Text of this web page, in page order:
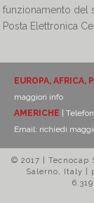
funzionamento del
Posta Elettronica
EUROPA, AFRICA,
maggiori info
AMERICHE |
Email: richiedi
© 2017 | Tecnocap
Salerno, Italy |